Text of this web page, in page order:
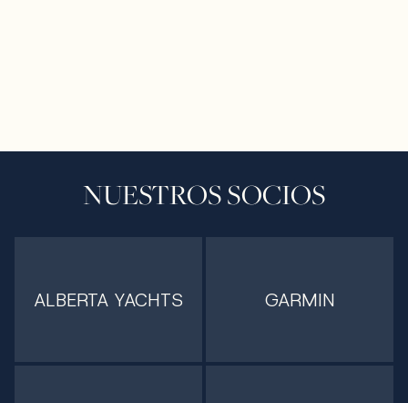
NUESTROS SOCIOS
ALBERTA YACHTS GARMIN